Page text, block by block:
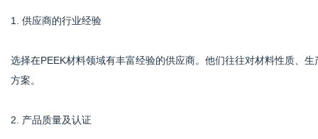
1. 供应商的行业经验
选择在PEEK材料领域有丰富经验的供应商。他们往往对材料性质、
方案。
2. 产品质量及认证